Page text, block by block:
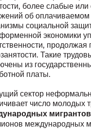
более слабые
об оплачиваемом
социальной
экономики
Такие
из
платы.
сектор
число молодых
международных